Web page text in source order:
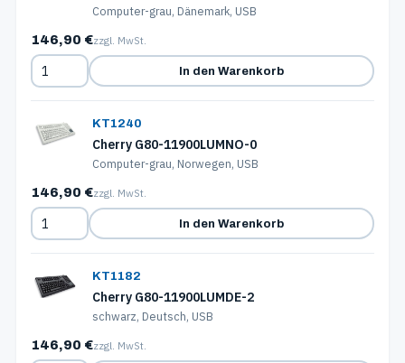
Computer-grau, Dänemark, USB
146,90 €zzgl. MwSt.
In den Warenkorb
KT1240
Cherry G80-11900LUMNO-0
Computer-grau, Norwegen, USB
146,90 €zzgl. MwSt.
In den Warenkorb
KT1182
Cherry G80-11900LUMDE-2
schwarz, Deutsch, USB
146,90 €zzgl. MwSt.